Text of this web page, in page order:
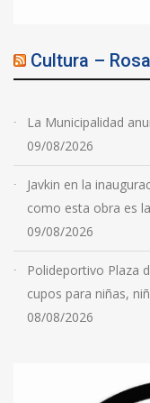
Cultura –
La Municipalidad
09/08/2026
Javkin en la
como esta obra es
09/08/2026
Polideportivo Plaza
cupos para niñas,
08/08/2026